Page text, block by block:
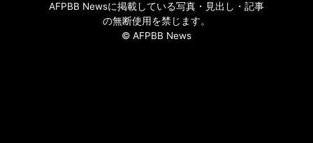
AFPBB Newsに掲載している写真・見出し・記事
の無断使用を禁じます。
© AFPBB News